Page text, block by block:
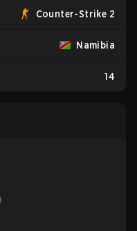
Counter-Strike 2
Namibia
14